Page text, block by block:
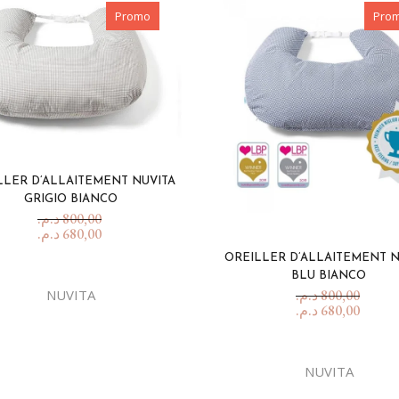
Promo
D’ALLAITEMENT NUVITA
GRIGIO BIANCO
800,00د.م.
680,00 د.م.
NUVITA
OREILLER D’ALLAITEMENT
BLU BIANCO
800,00د.م.
680,00 د.م.
NUVITA